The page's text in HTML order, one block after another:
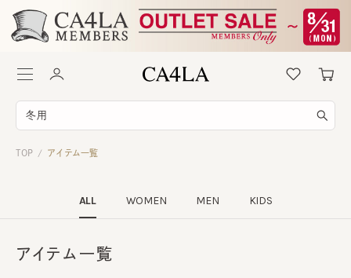
TOP / アイテム一覧
ALL WOMEN MEN KIDS
アイテム一覧